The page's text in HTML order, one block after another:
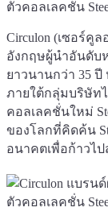
Circulon (เซอร์คู
อังกฤษผู้นำอันดับ
ยาวนานกว่า 35
ภายใต้กลุ่มบริษัท
คอลเลคชั่นใหม่
ของโลกที่คิดค้น
อนาคตเพื่อก้าวไ